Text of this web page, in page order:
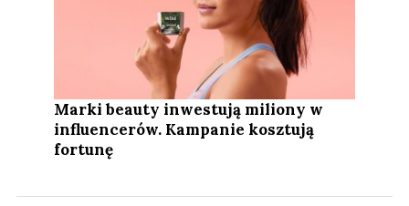
Marki beauty inwestują miliony w
influencerów. Kampanie kosztują
fortunę